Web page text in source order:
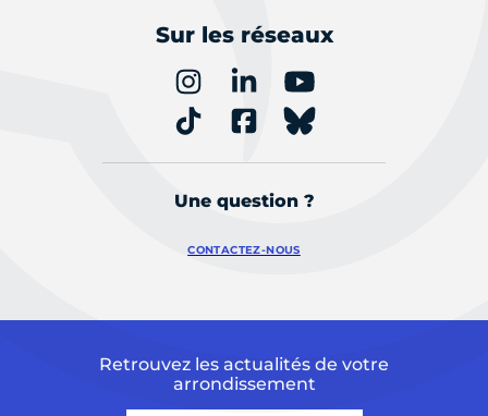
Sur les réseaux
Une question ?
CONTACTEZ-NOUS
Retrouvez les actualités de votre
arrondissement